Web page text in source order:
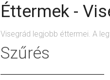
Éttermek -
Visegrád legjobb éttermei. A
Szűrés